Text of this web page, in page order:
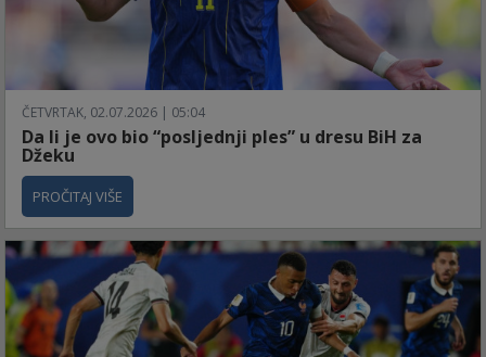
ČETVRTAK, 02.07.2026 | 05:04
Da li je ovo bio “posljednji ples” u dresu BiH za
Džeku
PROČITAJ VIŠE